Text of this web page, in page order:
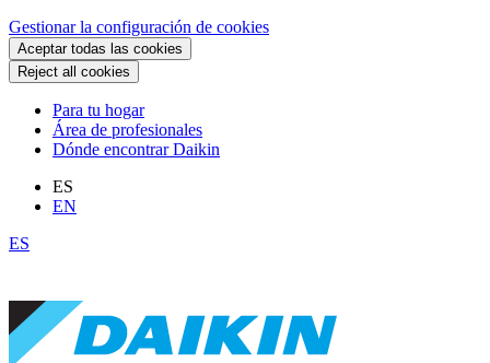
Gestionar la configuración de cookies
Aceptar todas las cookies
Reject all cookies
Para tu hogar
Área de profesionales
Dónde encontrar Daikin
ES
EN
ES